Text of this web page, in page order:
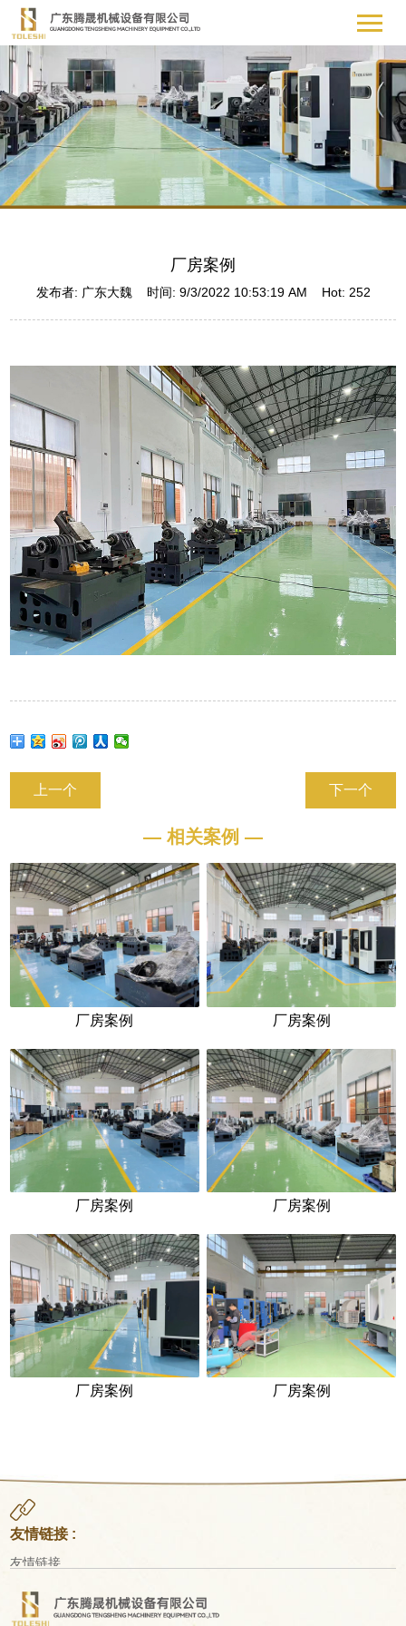
厂房案例
发布者: 广东大魏 时间: 9/3/2022 10:53:19 AM Hot: 252
上一个 下一个
— 相关案例 —
厂房案例 厂房案例
厂房案例 厂房案例
厂房案例 厂房案例
友情链接 :
友情链接